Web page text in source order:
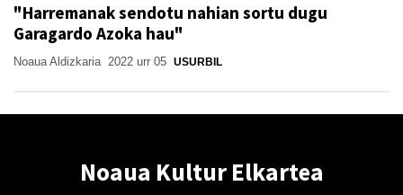
"Harremanak sendotu nahian sortu dugu
Garagardo Azoka hau"
Noaua Aldizkaria 2022 urr 05 USURBIL
Noaua Kultur Elkartea